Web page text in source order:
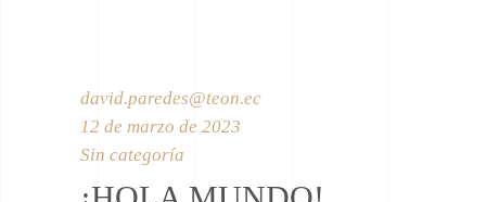
david.paredes@teon.ec
12 de marzo de 2023
Sin categoría